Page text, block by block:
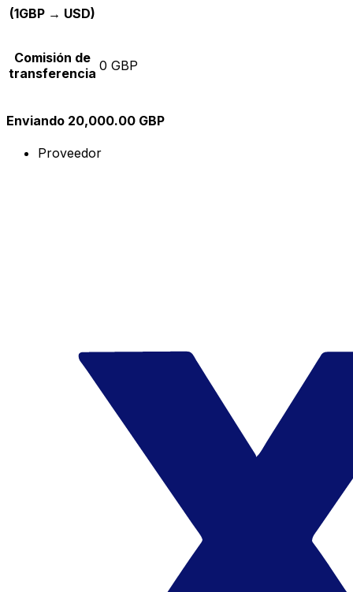
(1GBP → USD)
Comisión de
transferencia 0 GBP
Enviando 20,000.00 GBP
Proveedor